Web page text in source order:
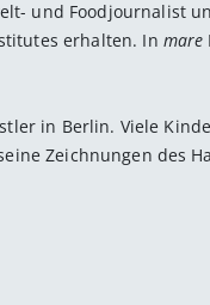
und Foodjournalist
erhalten. In mare
in Berlin. Viele
Zeichnungen des